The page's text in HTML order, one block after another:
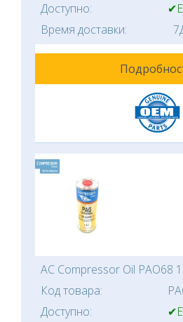
Доступно:
Время доставки:
AC Compressor Oil PAO68
Код товара:
Доступно: